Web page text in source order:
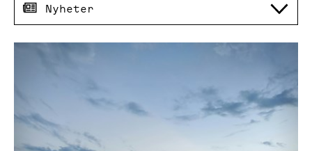
Nyheter